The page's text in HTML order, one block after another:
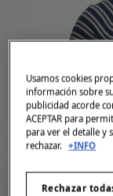
Usamos cookies
información sobre
publicidad acorde
ACEPTAR para
para ver el detalle y
rechazar. +INFO
Rechazar